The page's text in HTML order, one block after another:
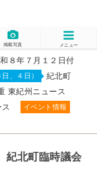
掲載写真 メニュー
８年７月１２日付
、４日） 紀北町
東紀州ニュース
イベント情報
北町臨時議会